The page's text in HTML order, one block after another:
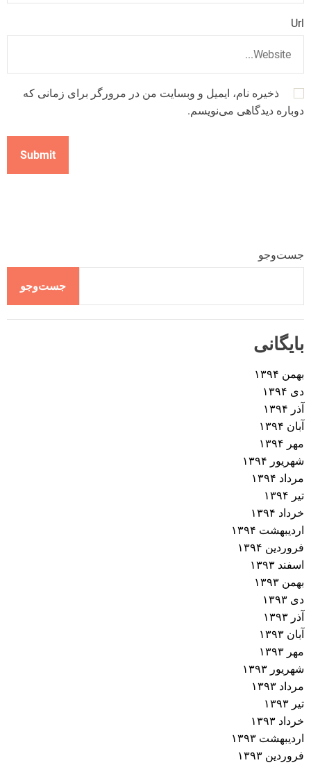
Url
ذخیره نام، ایمیل و وبسایت من در مرورگر برای زمانی که
دوباره دیدگاهی می‌نویسم.
جست‌وجو
جست‌وجو
بایگانی
بهمن ۱۳۹۴
دی ۱۳۹۴
آذر ۱۳۹۴
آبان ۱۳۹۴
مهر ۱۳۹۴
شهریور ۱۳۹۴
مرداد ۱۳۹۴
تیر ۱۳۹۴
خرداد ۱۳۹۴
اردیبهشت ۱۳۹۴
فروردین ۱۳۹۴
اسفند ۱۳۹۳
بهمن ۱۳۹۳
دی ۱۳۹۳
آذر ۱۳۹۳
آبان ۱۳۹۳
مهر ۱۳۹۳
شهریور ۱۳۹۳
مرداد ۱۳۹۳
تیر ۱۳۹۳
خرداد ۱۳۹۳
اردیبهشت ۱۳۹۳
فروردین ۱۳۹۳